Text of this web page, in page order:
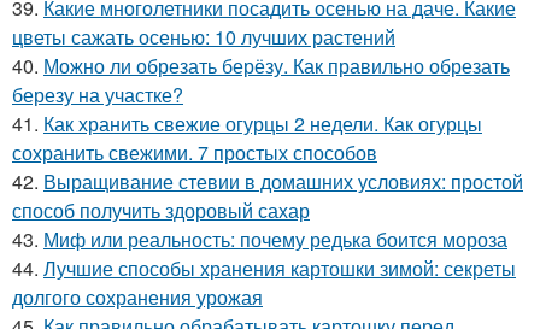
39. Какие многолетники посадить осенью на даче. Какие
цветы сажать осенью: 10 лучших растений
40. Можно ли обрезать берёзу. Как правильно обрезать
березу на участке?
41. Как хранить свежие огурцы 2 недели. Как огурцы
сохранить свежими. 7 простых способов
42. Выращивание стевии в домашних условиях: простой
способ получить здоровый сахар
43. Миф или реальность: почему редька боится мороза
44. Лучшие способы хранения картошки зимой: секреты
долгого сохранения урожая